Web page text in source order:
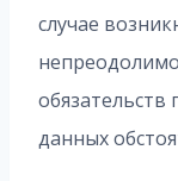
случае
обязательств
данных